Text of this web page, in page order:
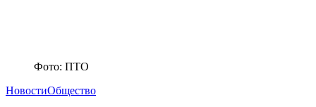
Фото: ПТО
НовостиОбщество